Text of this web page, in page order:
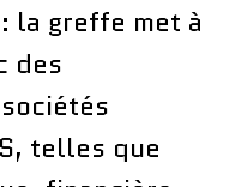
: la greffe met à
des
telles que